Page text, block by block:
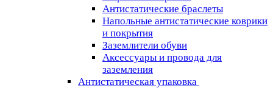
Антистатические браслеты
Напольные антистатические коврики
и покрытия
Заземлители обуви
Аксессуары и провода для
заземления
Антистатическая упаковка